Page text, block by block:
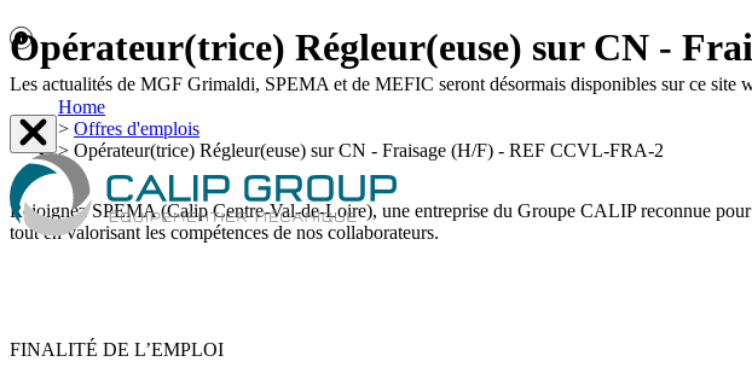
Les actualités de MGF Grimaldi, SPEMA et de MEFIC seront désormais disponibles sur ce site
Opérateur(trice) Régleur(euse) sur CN -
Home
> Offres d'emplois
> Opérateur(trice) Régleur(euse) sur CN - Fraisage (H/F) - REF CCVL-FRA-2
Rejoignez SPEMA (Calip Centre-Val-de-Loire), une entreprise du Groupe CALIP reconnue
tout en valorisant les compétences de nos collaborateurs.
FINALITÉ DE L’EMPLOI